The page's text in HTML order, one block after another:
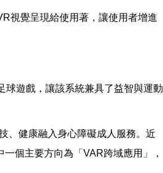
視覺呈現給使用著，讓使用者增進
球遊戲，讓該系統兼具了益智與運動
、健康融入身心障礙成人服務。近
個主要方向為「VAR跨域應用」，